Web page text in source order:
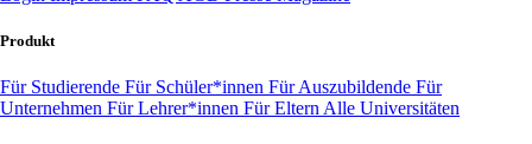
Produkt
Für Studierende Für Schüler*innen Für Auszubildende Für
Unternehmen Für Lehrer*innen Für Eltern Alle Universitäten